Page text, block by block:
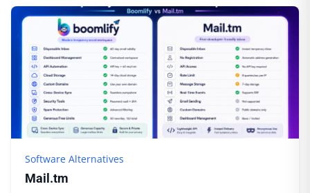
Software Alternatives
Mail.tm